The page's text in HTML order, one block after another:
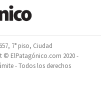
7° piso, Ciudad
© ElPatagónico.com 2020 -
- Todos los derechos